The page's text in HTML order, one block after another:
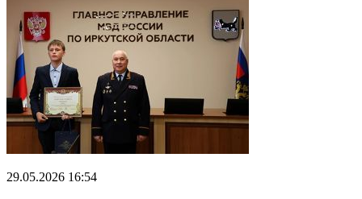
29.05.2026 16:54